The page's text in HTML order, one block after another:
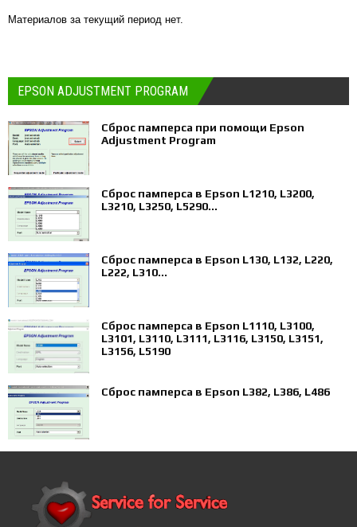
Материалов за текущий период нет.
EPSON ADJUSTMENT PROGRAM
Сброс памперса при помощи Epson
Adjustment Program
Сброс памперса в Epson L1210, L3200,
L3210, L3250, L5290...
Сброс памперса в Epson L130, L132, L220,
L222, L310...
Сброс памперса в Epson L1110, L3100,
L3101, L3110, L3111, L3116, L3150, L3151,
L3156, L5190
Сброс памперса в Epson L382, L386, L486